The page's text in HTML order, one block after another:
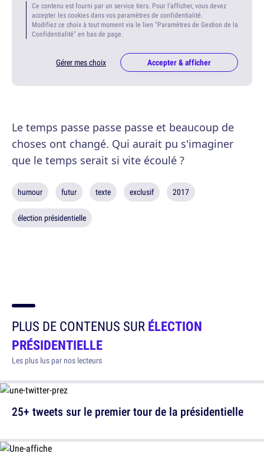
Ce contenu est fourni par un service tiers. Pour l'afficher, vous devez
accepter les cookies dans vos paramètres de confidentialité.
Modifiez ce choix à tout moment via le lien "Paramètres de Gestion de la
Confidentialité" en bas de page.
Gérer mes choix Accepter & afficher
Le temps passe passe passe et beaucoup de
choses ont changé. Qui aurait pu s'imaginer
que le temps serait si vite écoulé ?
humour futur texte exclusif 2017
élection présidentielle
PLUS DE CONTENUS SURÉLECTION
PRÉSIDENTIELLE
Les plus lus par nos lecteurs
25+ tweets sur le premier tour de la présidentielle